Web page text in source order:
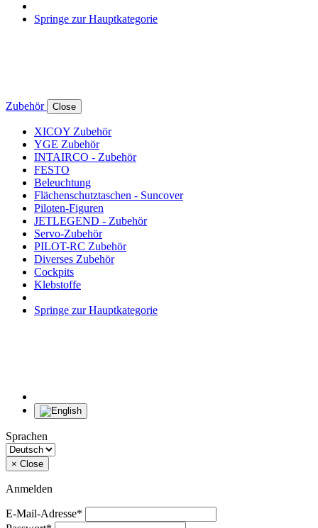
Springe zur Hauptkategorie
Zubehör Close
XICOY Zubehör
YGE Zubehör
INTAIRCO - Zubehör
FESTO
Beleuchtung
Flächenschutztaschen - Suncover
Piloten-Figuren
JETLEGEND - Zubehör
Servo-Zubehör
PILOT-RC Zubehör
Diverses Zubehör
Cockpits
Klebstoffe
Springe zur Hauptkategorie
Sprachen
× Close
Anmelden
E-Mail-Adresse*